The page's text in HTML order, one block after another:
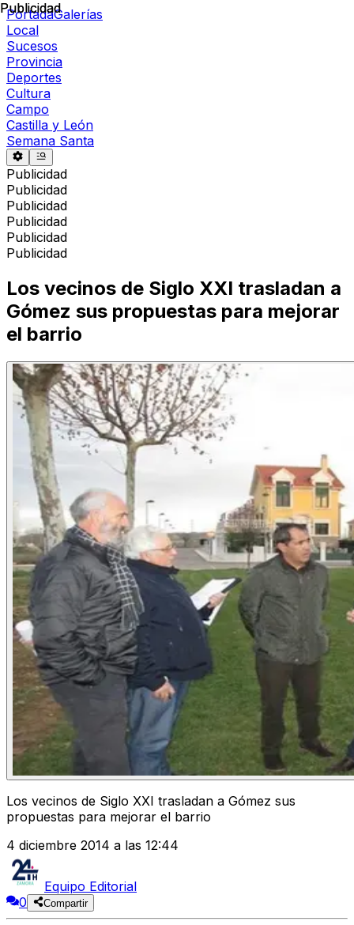
PortadaGalerías
Local
Sucesos
Provincia
Deportes
Cultura
Campo
Castilla y León
Semana Santa
Publicidad
Publicidad
Publicidad
Publicidad
Publicidad
Publicidad
Publicidad
Los vecinos de Siglo XXI trasladan a
Gómez sus propuestas para mejorar
el barrio
Los vecinos de Siglo XXI trasladan a Gómez sus
propuestas para mejorar el barrio
4 diciembre 2014 a las 12:44
Equipo Editorial
0
Compartir
Publicidad